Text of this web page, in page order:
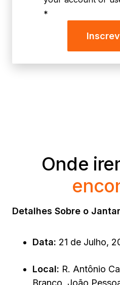
*
Onde
Detalhes Sobre o
Data: 21 de Julho,
Local: R. Antônio
Branco, João